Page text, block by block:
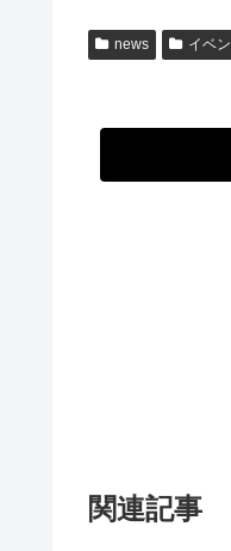
news イベ
関連記事